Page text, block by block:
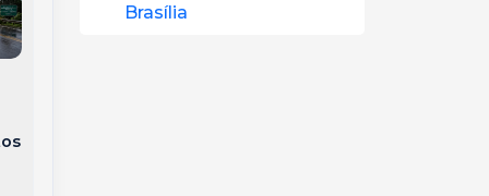
Brasília